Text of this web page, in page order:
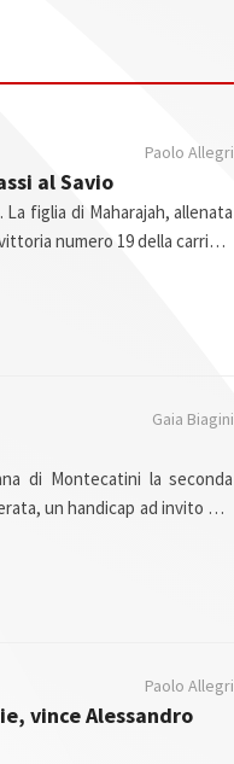
Paolo Allegri
al Savio
figlia di Maharajah, allenata
numero 19 della carriera
Premio con gli anziani grandi
edizione 2026, quella di
Gaia Biagini
di Montecatini la seconda
un handicap ad invito per
Paolo Allegri
vince Alessandro